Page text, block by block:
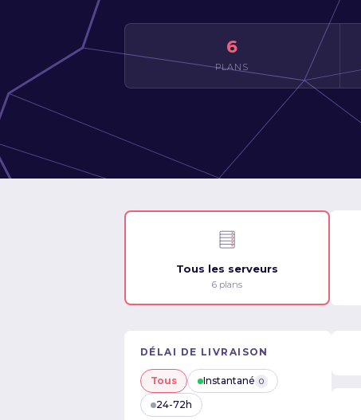
6
PLANS
Tous les serveurs
6 plans
DÉLAI DE LIVRAISON
Tous Instantané 0
24-72h